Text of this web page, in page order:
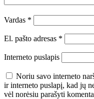
Vardas *
El. pašto adresas *
Interneto puslapis
Noriu savo interneto
ir interneto puslapį, kad jų
vėl norėsiu parašyti